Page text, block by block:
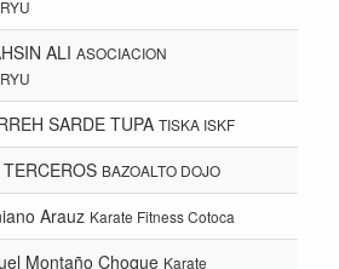
ALI ASOCIACION
SARDE TUPA TISKA ISKF
BAZOALTO DOJO
Arauz Karate Fitness Cotoca
Montaño Choque Karate